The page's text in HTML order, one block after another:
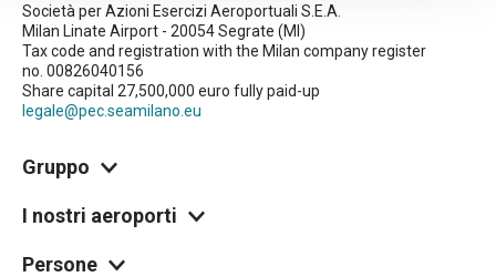
Società per Azioni Esercizi Aeroportuali S.E.A.
Milan Linate Airport - 20054 Segrate (MI)
Tax code and registration with the Milan company register
no. 00826040156
Share capital 27,500,000 euro fully paid-up
legale@pec.seamilano.eu
Gruppo
I nostri aeroporti
Persone